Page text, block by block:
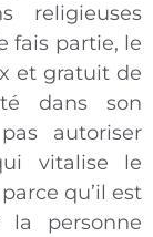
religieuses
fais partie, le
et gratuit de
dans son
autoriser
vitalise le
qu’il est
la personne